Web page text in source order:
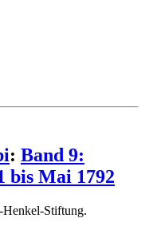
: Band 9:
bis Mai 1792
Henkel-Stiftung.